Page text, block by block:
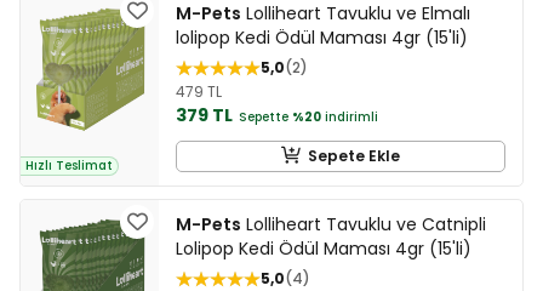
Hızlı Teslimat
M-Pets Lolliheart Tavuklu ve Elmalı
lolipop Kedi Ödül Maması 4gr (15'li)
5,0 2
479 TL
379 TL Sepette %20 indirimli
Sepete Ekle
M-Pets Lolliheart Tavuklu ve Catnipli
Lolipop Kedi Ödül Maması 4gr (15'li)
5,0 4